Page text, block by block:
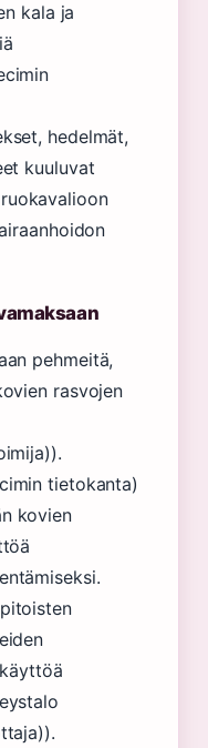
kala ja
hedelmät,
kuuluvat
pehmeitä,
rasvojen
tietokanta)
kovien